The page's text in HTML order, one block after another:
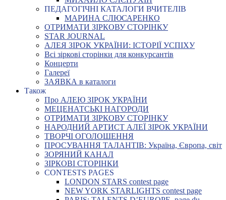
ПЕДАГОГІЧНІ КАТАЛОГИ ВЧИТЕЛІВ
МАРИНА СЛЮСАРЕНКО
ОТРИМАТИ ЗІРКОВУ СТОРІНКУ
STAR JOURNAL
АЛЕЯ ЗІРОК УКРАЇНИ: ІСТОРІЇ УСПІХУ
Всі зіркові сторінки для конкурсантів
Концерти
Галереї
ЗАЯВКА в каталоги
Також
Про АЛЕЮ ЗІРОК УКРАЇНИ
МЕЦЕНАТСЬКІ НАГОРОДИ
ОТРИМАТИ ЗІРКОВУ СТОРІНКУ
НАРОДНИЙ АРТИСТ АЛЕЇ ЗІРОК УКРАЇНИ
ТВОРЧІ ОГОЛОШЕННЯ
ПРОСУВАННЯ ТАЛАНТІВ: Україна, Європа, світ
ЗОРЯНИЙ КАНАЛ
ЗІРКОВІ СТОРІНКИ
CONTESTS PAGES
LONDON STARS contest page
NEW YORK STARLIGHTS contest page